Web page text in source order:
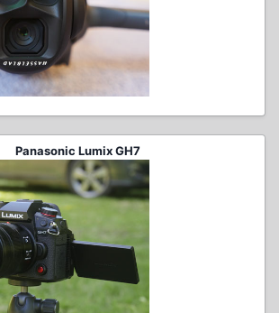
Panasonic Lumix GH7